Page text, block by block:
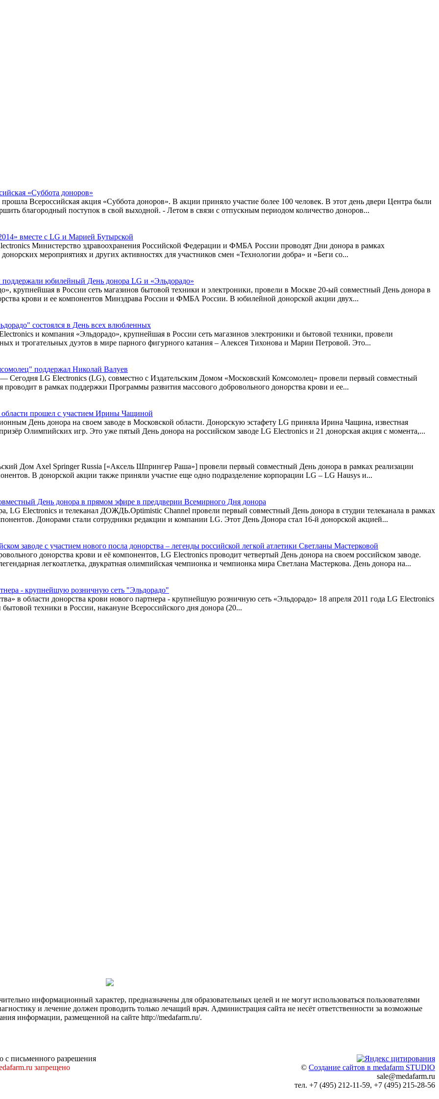
«Суббота доноров»
Всероссийская акция «Суббота доноров». В акции приняло участие более 100 человек. В этот день двери Центра были
благородный поступок в свой выходной. - Летом в связи с отпускным периодом количество доноров...
вместе с LG и Марией Бутырской
Министерство здравоохранения Российской Федерации и ФМБА России проводят Дни донора в рамках
мероприятиях и других активностях для участников смен «Технологии добра» и «Беги со...
юбилейный День донора LG и «Эльдорадо»
крупнейшая в России сеть магазинов бытовой техники и электроники, провели в Москве 20-ый совместный День донора в
крови и ее компонентов Минздрава России и ФМБА России. В юбилейной донорской акции двух...
состоялся в День всех влюбленных
и компания «Эльдорадо», крупнейшая в России сеть магазинов электроники и бытовой техники, провели
и трогательных дуэтов в мире парного фигурного катания – Алексея Тихонова и Марии Петровой. Это...
поддержал Николай Валуев
Сегодня LG Electronics (LG), совместно с Издательским Домом «Московский Комсомолец» провели первый совместный
в рамках поддержки Программы развития массового добровольного донорства крови и ее...
области прошел с участием Ирины Чащиной
День донора на своем заводе в Московской области. Донорскую эстафету LG приняла Ирина Чащина, известная
Олимпийских игр. Это уже пятый День донора на российском заводе LG Electronics и 21 донорская акция с момента,...
Дом Axel Springer Russia [«Аксель Шпрингер Раша»] провели первый совместный День донора в рамках реализации
В донорской акции также приняли участие еще одно подразделение корпорации LG – LG Hausys и...
День донора в прямом эфире в преддверии Всемирного Дня донора
LG Electronics и телеканал ДОЖДЬ.Optimistic Channel провели первый совместный День донора в студии телеканала в рамках
Донорами стали сотрудники редакции и компании LG. Этот День Донора стал 16-й донорской акцией...
заводе с участием нового посла донорства – легенды российской легкой атлетики Светланы Мастерковой
донорства крови и её компонентов, LG Electronics проводит четвертый День донора на своем российском заводе.
легкоатлетка, двукратная олимпийская чемпионка и чемпионка мира Светлана Мастеркова. День донора на...
- крупнейшую розничную сеть "Эльдорадо"
в области донорства крови нового партнера - крупнейшую розничную сеть «Эльдорадо» 18 апреля​ 2011 года LG Electronics
техники в России, накануне Всероссийского дня донора (20...
информационный характер, предназначены для образовательных целей и не могут использоваться пользователями
и лечение должен проводить только лечащий врач. Администрация сайта не несёт ответственности за возможные
информации, размещенной на сайте http://medafarm.ru/.
с письменного разрешения
запрещено
© Создание сайтов в medafarm STUDIO
sale@medafarm.ru
тел. +7 (495) 212-11-59, +7 (495) 215-28-56